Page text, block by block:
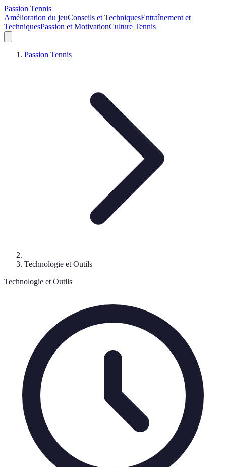
Passion Tennis
Amélioration du jeuConseils et TechniquesEntraînement et
TechniquesPassion et MotivationCulture Tennis
Passion Tennis
Technologie et Outils
Technologie et Outils